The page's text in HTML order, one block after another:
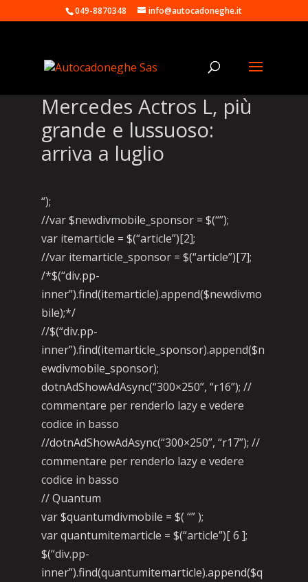
049-8870348 info@autocadoneghe.it
Mercedes Actros L, più
grande e lussuoso:
arriva a luglio
“);
//var $newdivmobile_sponsor = $(“”);
var itemarticle = $(“article”)[2];
//var itemarticle_sponsor = $(“article”)[7];
/*$(“div.pp-
inner”).find(itemarticle).append($newdivmo
bile);*/
//$(“div.pp-
inner”).find(itemarticle_sponsor).append($n
ewdivmobile_sponsor);
dotnAdShowAdAsync(“300×250”, “r16”); //
commentare per renderlo lazy e vedere
codice in basso
//dotnAdShowAdAsync(“300×250”, “r17”); //
commentare per renderlo lazy e vedere
codice in basso
// Quantum
var $quantumdivmobile = $( “” );
var quantumitemarticle = $(“article”)[ 6 ];
$(“div.pp-
inner”).find(quantumitemarticle).append($q